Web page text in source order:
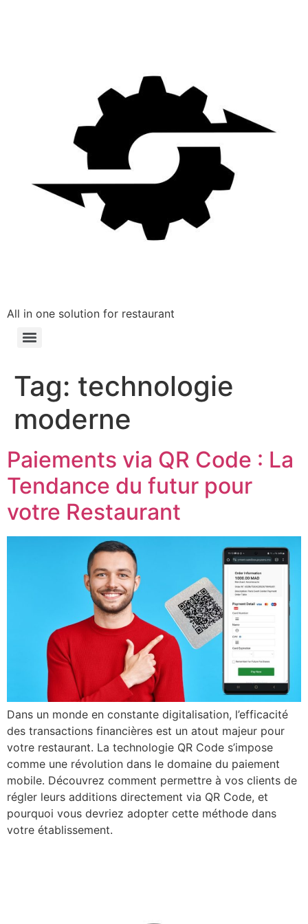
All in one solution for restaurant
Tag: technologie
moderne
Paiements via QR Code : La
Tendance du futur pour
votre Restaurant
Dans un monde en constante digitalisation, l’efficacité
des transactions financières est un atout majeur pour
votre restaurant. La technologie QR Code s’impose
comme une révolution dans le domaine du paiement
mobile. Découvrez comment permettre à vos clients de
régler leurs additions directement via QR Code, et
pourquoi vous devriez adopter cette méthode dans
votre établissement.